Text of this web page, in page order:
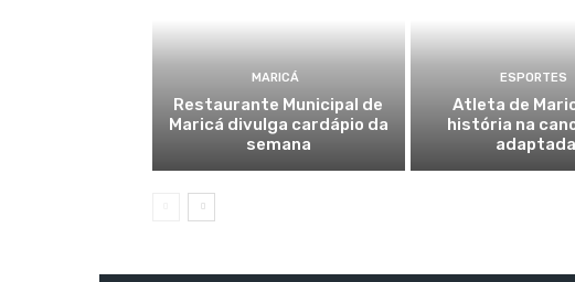
MARICÁ
Restaurante Municipal de
Maricá divulga cardápio da
semana
ESPORTES
Atleta de
história na
adaptada